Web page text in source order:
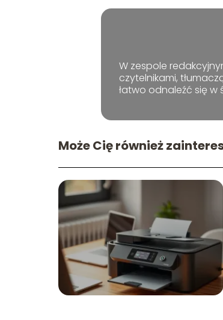
W zespole
czytelnikami,
łatwo odnaleźć się
Może Cię również